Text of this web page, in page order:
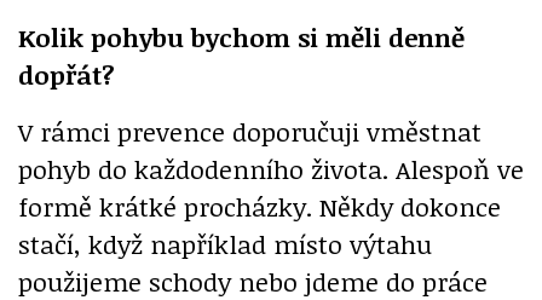
Kolik pohybu bychom si měli denně
dopřát?
V rámci prevence doporučuji vměstnat
pohyb do každodenního života. Alespoň ve
formě krátké procházky. Někdy dokonce
stačí, když například místo výtahu
použijeme schody nebo jdeme do práce